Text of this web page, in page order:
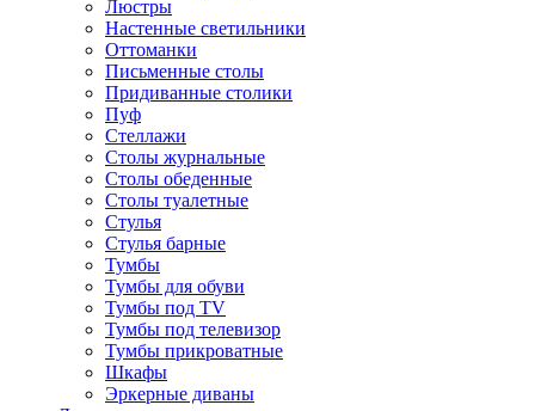
Люстры
Настенные светильники
Оттоманки
Письменные столы
Придиванные столики
Пуф
Стеллажи
Столы журнальные
Столы обеденные
Столы туалетные
Стулья
Стулья барные
Тумбы
Тумбы для обуви
Тумбы под TV
Тумбы под телевизор
Тумбы прикроватные
Шкафы
Эркерные диваны